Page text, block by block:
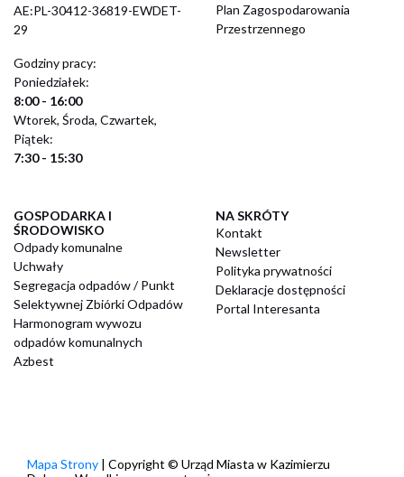
AE:PL-30412-36819-EWDET-
29
Godziny pracy:
Poniedziałek:
8:00 - 16:00
Wtorek, Środa, Czwartek,
Piątek:
7:30 - 15:30
Plan Zagospodarowania
Przestrzennego
GOSPODARKA I
ŚRODOWISKO
Odpady komunalne
Uchwały
Segregacja odpadów / Punkt
Selektywnej Zbiórki Odpadów
Harmonogram wywozu
odpadów komunalnych
Azbest
NA SKRÓTY
Kontakt
Newsletter
Polityka prywatności
Deklaracje dostępności
Portal Interesanta
Mapa Strony | Copyright © Urząd Miasta w Kazimierzu